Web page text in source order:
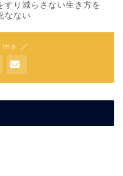
すり減らさない生き方を
なない
／